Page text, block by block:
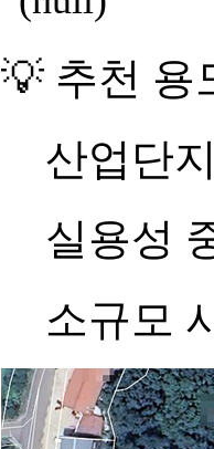
💡 추천 용
산업단
실용성
소규모